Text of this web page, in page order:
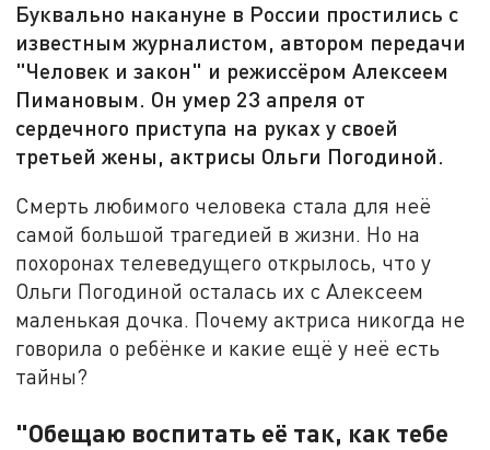
Буквально накануне в России простились с
известным журналистом, автором передачи
"Человек и закон" и режиссёром Алексеем
Пимановым. Он умер 23 апреля от
сердечного приступа на руках у своей
третьей жены, актрисы Ольги Погодиной.
Смерть любимого человека стала для неё
самой большой трагедией в жизни. Но на
похоронах телеведущего открылось, что у
Ольги Погодиной осталась их с Алексеем
маленькая дочка. Почему актриса никогда не
говорила о ребёнке и какие ещё у неё есть
тайны?
"Обещаю воспитать её так, как тебе